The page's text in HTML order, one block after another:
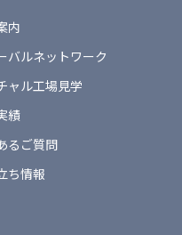
内
バルネットワーク
ャル工場見学
績
るご質問
ち情報